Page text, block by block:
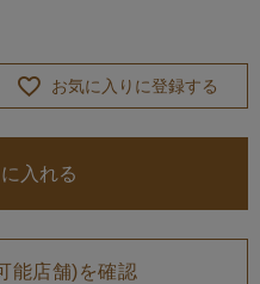
お気に入りに登録する
入れる
能店舗)を確認